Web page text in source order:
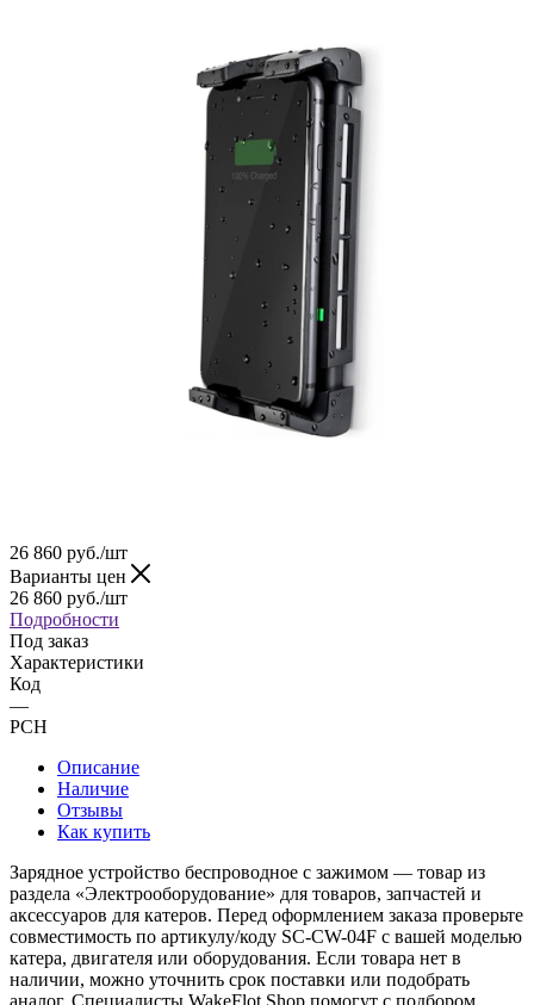
26 860 руб./шт
Варианты цен
26 860 руб./шт
Подробности
Под заказ
Характеристики
Код
—
PCH
Описание
Наличие
Отзывы
Как купить
Зарядное устройство беспроводное с зажимом — товар из
раздела «Электрооборудование» для товаров, запчастей и
аксессуаров для катеров. Перед оформлением заказа проверьте
совместимость по артикулу/коду SC-CW-04F с вашей моделью
катера, двигателя или оборудования. Если товара нет в
наличии, можно уточнить срок поставки или подобрать
аналог. Специалисты WakeFlot Shop помогут с подбором,